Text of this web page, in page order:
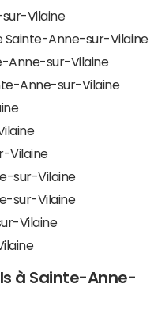
Vilaine
Sainte-Anne-sur-Vilaine
Anne-sur-Vilaine
Anne-sur-Vilaine
Vilaine
sur-Vilaine
sur-Vilaine
Vilaine
à Sainte-Anne-